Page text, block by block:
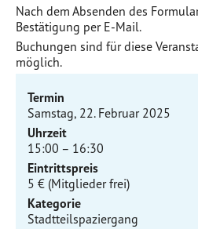
Nach dem Absenden des
Bestätigung per E-Mail.
Buchungen sind für diese
möglich.
Termin
Samstag, 22. Februar 2025
Uhrzeit
15:00 – 16:30
Eintrittspreis
5 € (Mitglieder frei)
Kategorie
Stadtteilspaziergang